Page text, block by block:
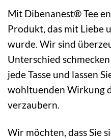
Mit Dibenanest® Tee
Produkt, das mit Liebe
wurde. Wir sind
Unterschied
jede Tasse und lassen
wohltuenden Wirkung
verzaubern.
Wir möchten, dass Sie